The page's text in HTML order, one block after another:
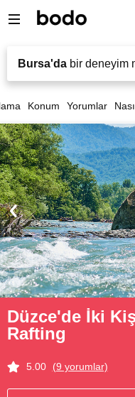
Bursa'da bir deneyim
Konum Yorumlar
Düzce'de İki
Rafting
5.00 (9 yorumlar)